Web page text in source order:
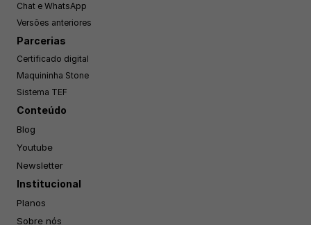
Chat e WhatsApp
Versões anteriores
Parcerias
Certificado digital
Maquininha Stone
Sistema TEF
Conteúdo
Blog
Youtube
Newsletter
Institucional
Planos
Sobre nós